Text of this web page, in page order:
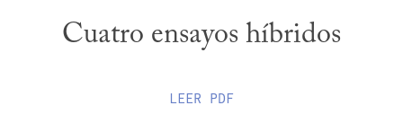
Cuatro ensayos híbridos
LEER PDF